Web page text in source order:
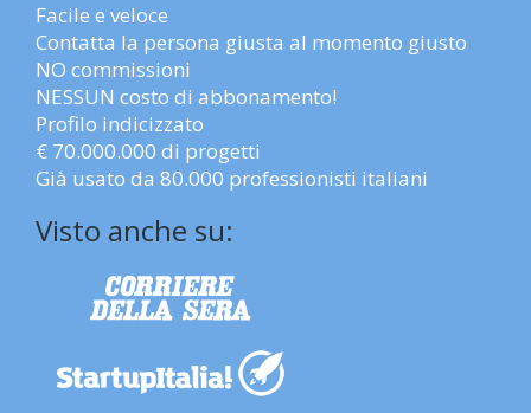
Facile e veloce
Contatta la persona giusta al momento giusto
NO commissioni
NESSUN costo di abbonamento!
Profilo indicizzato
€ 70.000.000 di progetti
Già usato da 80.000 professionisti italiani
Visto anche su: